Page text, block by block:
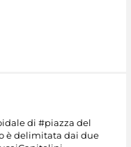
di #piazza del
è delimitata dai due